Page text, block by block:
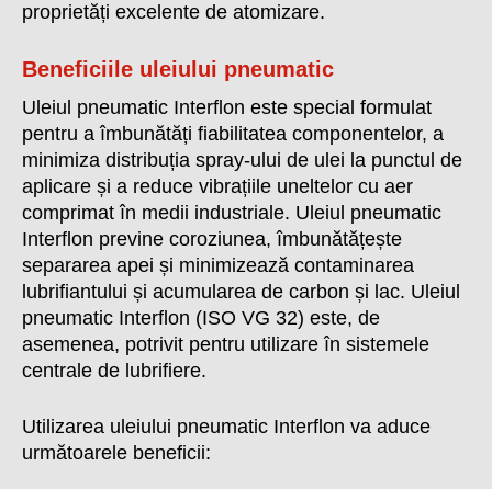
proprietăți excelente de atomizare.
Beneficiile uleiului pneumatic
Uleiul pneumatic Interflon este special formulat
pentru a îmbunătăți fiabilitatea componentelor, a
minimiza distribuția spray-ului de ulei la punctul de
aplicare și a reduce vibrațiile uneltelor cu aer
comprimat în medii industriale. Uleiul pneumatic
Interflon previne coroziunea, îmbunătățește
separarea apei și minimizează contaminarea
lubrifiantului și acumularea de carbon și lac. Uleiul
pneumatic Interflon (ISO VG 32) este, de
asemenea, potrivit pentru utilizare în sistemele
centrale de lubrifiere.
Utilizarea uleiului pneumatic Interflon va aduce
următoarele beneficii: